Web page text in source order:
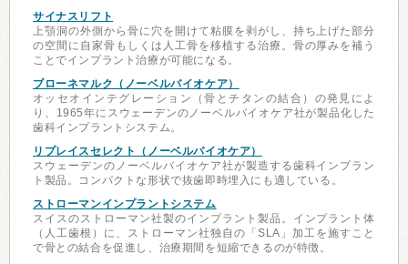
サイナスリフト
上顎洞の外側から骨に穴を開けて粘膜を剥がし、持ち上げた部分
の空間に自家骨もしくは人工骨を移植する治療。骨の厚みを補う
ことでインプラント治療が可能になる。
ブローネマルク（ノーベルバイオケア）
オッセオインテグレーション（骨とチタンの結合）の発見によ
り、1965年にスウェーデンのノーベルバイオケア社が製品化した
歯科インプラントシステム。
リプレイスセレクト（ノーベルバイオケア）
スウェーデンのノーベルバイオケア社が製造する歯科インプラン
ト製品。コンパクトな形状で抜歯即時埋入にも適している。
ストローマンインプラントシステム
スイスのストローマン社製のインプラント製品。インプラント体
（人工歯根）に、ストローマン社独自の「SLA」加工を施すこと
で骨との結合を促進し、治療期間を短縮できるのが特徴。